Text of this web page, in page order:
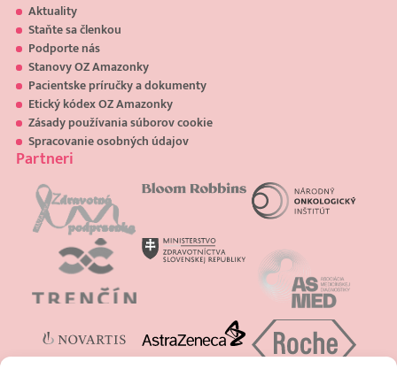
Aktuality
Staňte sa členkou
Podporte nás
Stanovy OZ Amazonky
Pacientske príručky a dokumenty
Etický kódex OZ Amazonky
Zásady používania súborov cookie
Spracovanie osobných údajov
Partneri